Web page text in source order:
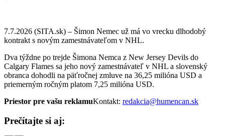
7.7.2026 (SITA.sk) – Šimon Nemec už má vo vrecku dlhodobý
kontrakt s novým zamestnávateľom v NHL.
Dva týždne po trejde Šimona Nemca z New Jersey Devils do
Calgary Flames sa jeho nový zamestnávateľ v NHL a slovenský
obranca dohodli na päťročnej zmluve na 36,25 milióna USD a
priemerným ročným platom 7,25 milióna USD.
Priestor pre vašu reklamuKontakt: redakcia@humencan.sk
Prečítajte si aj: